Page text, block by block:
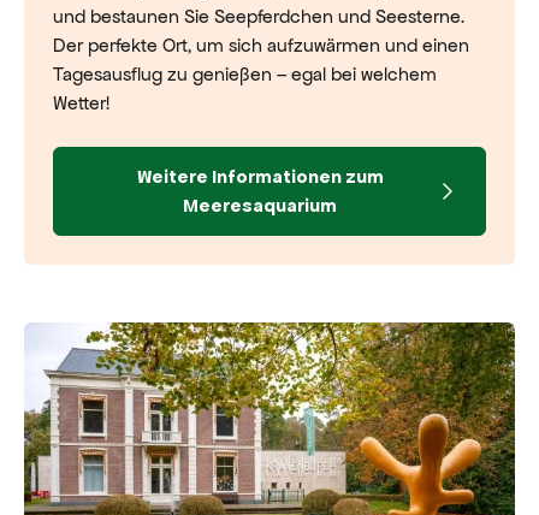
und bestaunen Sie Seepferdchen und Seesterne.
Der perfekte Ort, um sich aufzuwärmen und einen
Tagesausflug zu genießen – egal bei welchem
Wetter!
Weitere Informationen zum
Meeresaquarium